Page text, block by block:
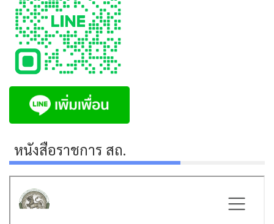
หนังสือราชการ สถ.